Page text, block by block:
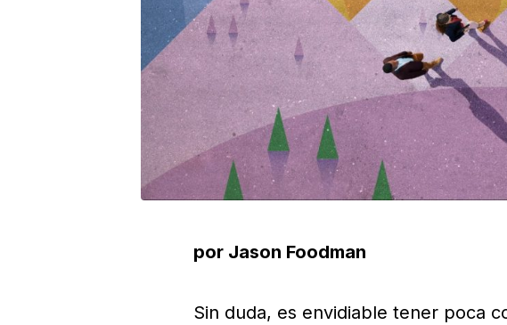
por Jason Foodman
Sin duda, es envidiable tener poca